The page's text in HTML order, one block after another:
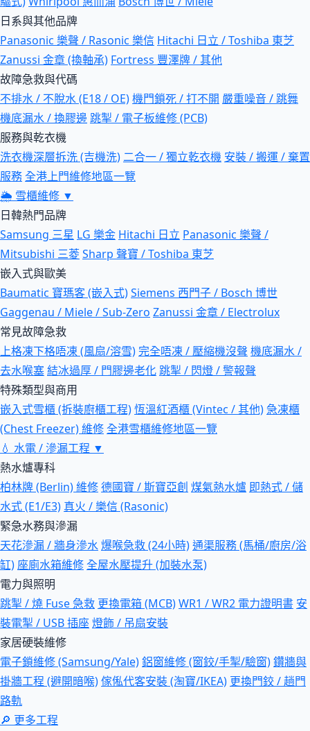
日系與其他品牌
Panasonic 樂聲 / Rasonic 樂信 Hitachi 日立 / Toshiba 東芝
Zanussi 金章 (換軸承) Fortress 豐澤牌 / 其他
故障急救與代碼
不排水 / 不脫水 (E18 / OE)機門鎖死 / 打不開 嚴重噪音 / 跳舞
機底漏水 / 換膠邊跳掣 / 電子板維修 (PCB)
服務與乾衣機
洗衣機深層拆洗 (吉機洗) 二合一 / 獨立乾衣機 安裝 / 搬運 / 棄置
服務全港上門維修地區一覽
🌦 雪櫃維修 ▼
日韓熱門品牌
Samsung 三星 LG 樂金 Hitachi 日立 Panasonic 樂聲 /
Mitsubishi 三菱Sharp 聲寶 / Toshiba 東芝
嵌入式與歐美
Baumatic 寶瑪客 (嵌入式)Siemens 西門子 / Bosch 博世
Gaggenau / Miele / Sub-Zero Zanussi 金章 / Electrolux
常見故障急救
上格凍下格唔凍 (風扇/溶雪)完全唔凍 / 壓縮機沒聲 機底漏水 /
去水喉塞結冰過厚 / 門膠邊老化跳掣 / 閃燈 / 警報聲
特殊類型與商用
嵌入式雪櫃 (拆裝廚櫃工程)恆溫紅酒櫃 (Vintec / 其他)急凍櫃
(Chest Freezer) 維修全港雪櫃維修地區一覽
💧 水電 / 滲漏工程 ▼
熱水爐專科
柏林牌 (Berlin) 維修德國寶 / 斯寶亞創 煤氣熱水爐 即熱式 / 儲
水式 (E1/E3) 真火 / 樂信 (Rasonic)
緊急水務與滲漏
天花滲漏 / 牆身滲水爆喉急救 (24小時)通渠服務 (馬桶/廚房/浴
缸) 座廁水箱維修全屋水壓提升 (加裝水泵)
電力與照明
跳掣 / 燒 Fuse 急救 更換電箱 (MCB)WR1 / WR2 電力證明書 安
裝電掣 / USB 插座燈飾 / 吊扇安裝
家居硬裝維修
電子鎖維修 (Samsung/Yale)鋁窗維修 (窗鉸/手掣/驗窗)鑽牆與
掛牆工程 (避開暗喉)傢俬代客安裝 (淘寶/IKEA) 更換門鉸 / 趟門
路軌
🔎 更多工程